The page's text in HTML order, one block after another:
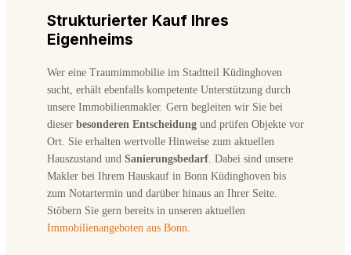
Strukturierter Kauf Ihres
Eigenheims
Wer eine Traumimmobilie im Stadtteil Küdinghoven
sucht, erhält ebenfalls kompetente Unterstützung durch
unsere Immobilienmakler. Gern begleiten wir Sie bei
dieser besonderen Entscheidung und prüfen Objekte vor
Ort. Sie erhalten wertvolle Hinweise zum aktuellen
Hauszustand und Sanierungsbedarf . Dabei sind unsere
Makler bei Ihrem Hauskauf in Bonn Küdinghoven bis
zum Notartermin und darüber hinaus an Ihrer Seite.
Stöbern Sie gern bereits in unseren aktuellen
Immobilienangeboten aus Bonn